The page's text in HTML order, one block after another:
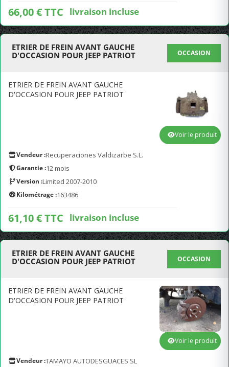
66,00 € TTC livraison incluse
ETRIER DE FREIN AVANT GAUCHE
D'OCCASION POUR JEEP PATRIOT
OCCASION
ETRIER DE FREIN AVANT GAUCHE
D'OCCASION POUR JEEP PATRIOT
Vendeur :Recuperaciones Valdizarbe S.L.
Garantie :12 mois
Version :Limited 2007-2010
Kilométrage :163486
61,10 € TTC livraison incluse
Voir le produit
ETRIER DE FREIN AVANT GAUCHE
D'OCCASION POUR JEEP PATRIOT
OCCASION
ETRIER DE FREIN AVANT GAUCHE
D'OCCASION POUR JEEP PATRIOT
Vendeur :TAMAYO AUTODESGUACES SL
Voir le produit